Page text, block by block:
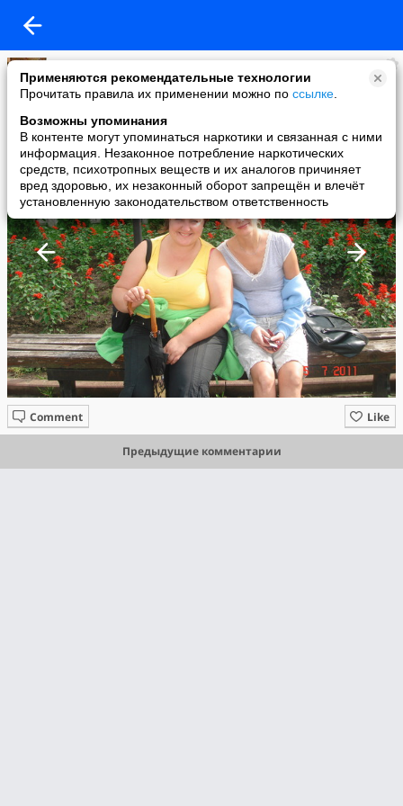
Применяются рекомендательные технологии
Прочитать правила их применении можно по ссылке
Возможны упоминания
В контенте могут упоминаться наркотики и связанная с ними
информация. Незаконное потребление наркотических
средств, психотропных веществ и их аналогов причиняет
вред здоровью, их незаконный оборот запрещён и влечёт
установленную законодательством ответственность
Валентина Кацан
added a photo
14 Mar в 15:55
Like
Comment
Предыдущие комментарии